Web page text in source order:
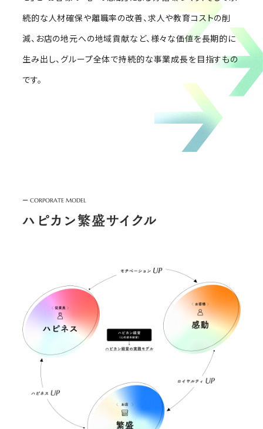
続的な人材確保や離職率の改善、求人や教育コストの削
減、お店の地元への地域貢献など、様々な価値を長期的に
生み出し、グループ全体で持続的な事業成長を目指すもの
です。
ーCORPORATE MODEL